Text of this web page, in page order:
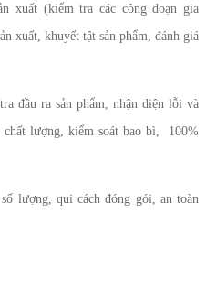
xuất (kiểm tra các công đoạn gia
xuất, khuyết tật sản phẩm, đánh giá
đầu ra sản phẩm, nhận diện lỗi và
chất lượng, kiểm soát bao bì, 100%
lượng, qui cách đóng gói, an toàn